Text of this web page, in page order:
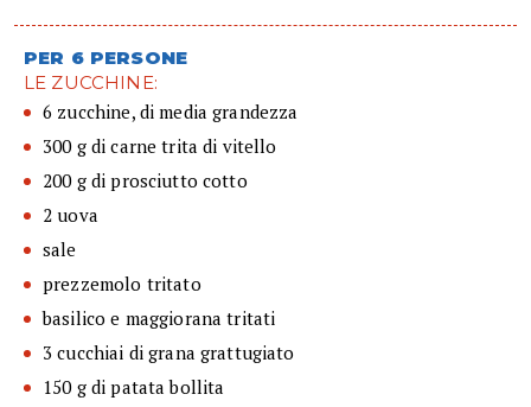
PER 6 PERSONE
LE ZUCCHINE:
6 zucchine, di media grandezza
300 g di carne trita di vitello
200 g di prosciutto cotto
2 uova
sale
prezzemolo tritato
basilico e maggiorana tritati
3 cucchiai di grana grattugiato
150 g di patata bollita